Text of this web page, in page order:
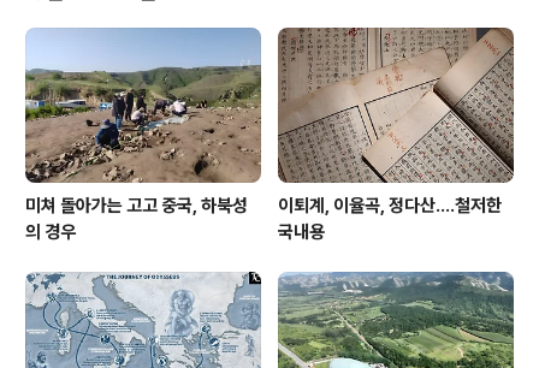
된 최근까지 한-중-일 삼국 연구 동향을 정리하여 출판하
였다. '동아시아 닭 사육의 확립 과정 및 그 역사적 전개– 동
물고고학 최신 분석기법의 적용 사례를 중심으로' 라는 제
목으로 1월 말..
미쳐 돌아가는 고고 중국, 하북성
의 경우
이퇴계, 이율곡, 정다산....철저한
국내용